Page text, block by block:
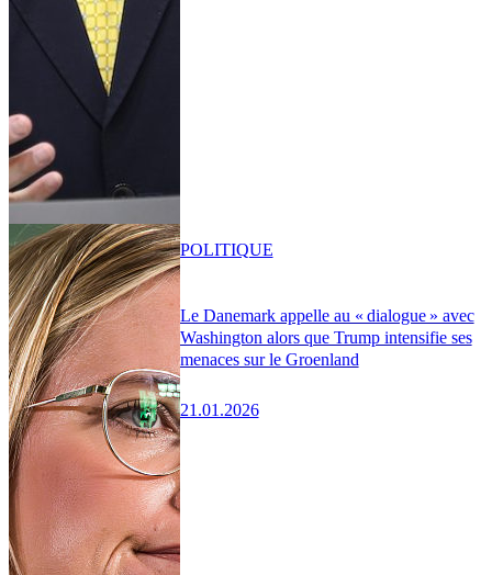
Le Danemark appelle au « dialogue » avec
Washington alors que Trump intensifie ses
menaces sur le Groenland
21.01.2026
POLITIQUE